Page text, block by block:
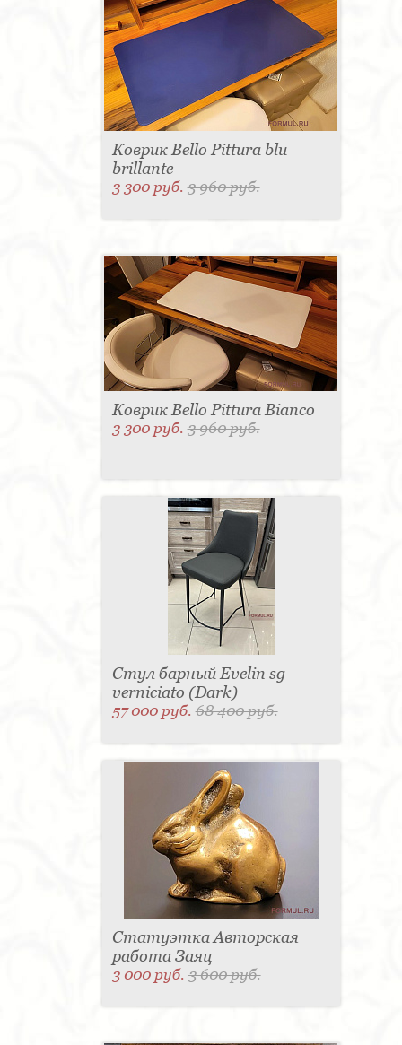
Коврик Bello Pittura blu
brillante
3 300 руб.3 960 руб.
Коврик Bello Pittura Bianco
3 300 руб.3 960 руб.
Стул барный Evelin sg
verniciato (Dark)
57 000 руб.68 400 руб.
Статуэтка Авторская
работа Заяц
3 000 руб.3 600 руб.